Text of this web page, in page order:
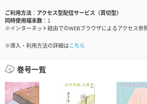
ご利用方法
アクセス型配信サービス（買切型）
同時使用端末数
1
※インターネット経由でのWEBブラウザによるアクセス参
※導入・利用方法の詳細はこちら
巻号一覧